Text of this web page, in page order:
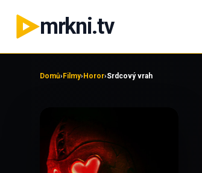
mrkni.tv
Domů› Filmy› Horor›Srdcový vrah